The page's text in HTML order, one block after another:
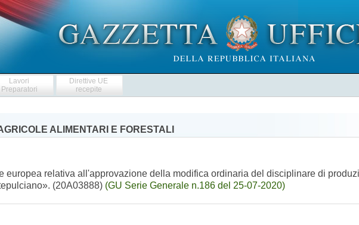
Lavori
Preparatori
Direttive UE
recepite
ALIMENTARI E FORESTALI
europea relativa all'approvazione della modifica ordinaria del disciplinare di
(20A03888) (GU Serie Generale n.186 del 25-07-2020)